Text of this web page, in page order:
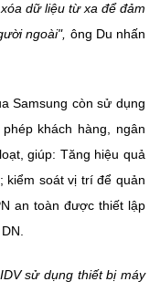
dữ liệu từ xa để đảm
ngoài", ông Du nhấn
Samsung còn sử dụng
khách hàng, ngân
giúp: Tăng hiệu quả
kiểm soát vị trí để quản
an toàn được thiết lập
sử dụng thiết bị máy